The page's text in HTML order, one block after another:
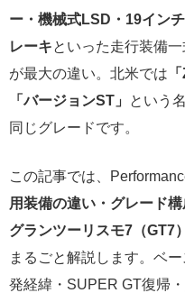
ー・機械式LSD・19イン
レーキ といった走行装備
が最大の違い。北米では
「バージョンST」
という
同じグレードです。
この記事では、
用装備の違い・グレード
グランツーリスモ7（GT7
まるごと解説します。ベ
発経緯・SUPER GT復帰